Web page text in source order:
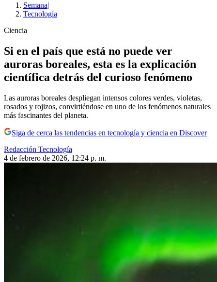
Semana|
Tecnología
Ciencia
Si en el país que está no puede ver
auroras boreales, esta es la explicación
científica detrás del curioso fenómeno
Las auroras boreales despliegan intensos colores verdes, violetas,
rosados y rojizos, convirtiéndose en uno de los fenómenos naturales
más fascinantes del planeta.
Siga de cerca las tendencias en tecnología y ciencia en Discover
Redacción Tecnología
4 de febrero de 2026, 12:24 p. m.